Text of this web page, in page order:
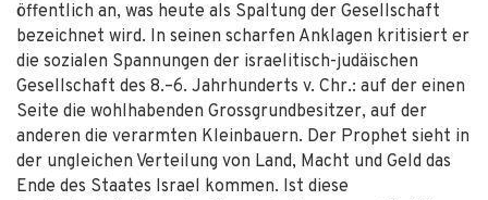
öffentlich an, was heute als Spaltung der Gesellschaft
bezeichnet wird. In seinen scharfen Anklagen kritisiert er
die sozialen Spannungen der israelitisch-judäischen
Gesellschaft des 8.–6. Jahrhunderts v. Chr.: auf der einen
Seite die wohlhabenden Grossgrundbesitzer, auf der
anderen die verarmten Kleinbauern. Der Prophet sieht in
der ungleichen Verteilung von Land, Macht und Geld das
Ende des Staates Israel kommen. Ist diese